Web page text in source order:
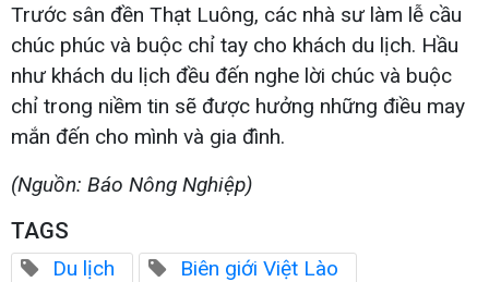
Trước sân đền Thạt Luông, các nhà sư làm lễ cầu
chúc phúc và buộc chỉ tay cho khách du lịch. Hầu
như khách du lịch đều đến nghe lời chúc và buộc
chỉ trong niềm tin sẽ được hưởng những điều may
mắn đến cho mình và gia đình.
(Nguồn: Báo Nông Nghiệp)
TAGS
Du lịch Biên giới Việt Lào